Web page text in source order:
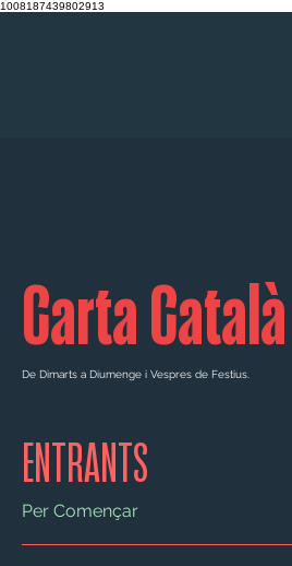
1008187439802913
Carta Català
De Dimarts a Diumenge i Vespres de Festius.
ENTRANTS
Per Començar